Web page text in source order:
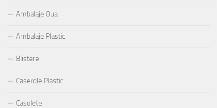
Ambalaje Oua
Ambalaje Plastic
Blistere
Caserole Plastic
Casolete